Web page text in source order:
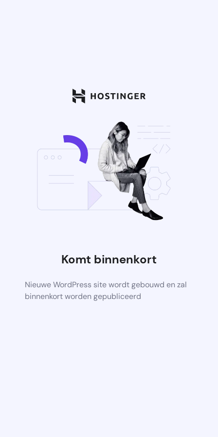
Komt binnenkort
Nieuwe WordPress site wordt gebouwd en zal
binnenkort worden gepubliceerd